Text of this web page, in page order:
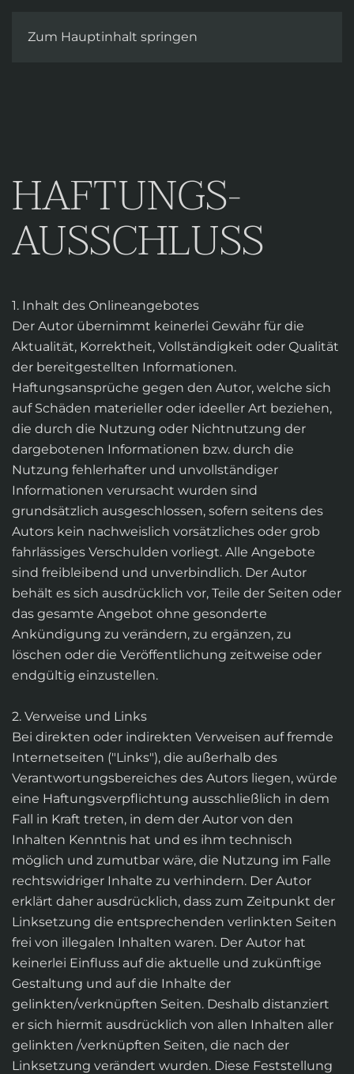
Zum Hauptinhalt springen
HAFTUNGS-
AUSSCHLUSS
1. Inhalt des Onlineangebotes
Der Autor übernimmt keinerlei Gewähr für die
Aktualität, Korrektheit, Vollständigkeit oder Qualität
der bereitgestellten Informationen.
Haftungsansprüche gegen den Autor, welche sich
auf Schäden materieller oder ideeller Art beziehen,
die durch die Nutzung oder Nichtnutzung der
dargebotenen Informationen bzw. durch die
Nutzung fehlerhafter und unvollständiger
Informationen verursacht wurden sind
grundsätzlich ausgeschlossen, sofern seitens des
Autors kein nachweislich vorsätzliches oder grob
fahrlässiges Verschulden vorliegt. Alle Angebote
sind freibleibend und unverbindlich. Der Autor
behält es sich ausdrücklich vor, Teile der Seiten oder
das gesamte Angebot ohne gesonderte
Ankündigung zu verändern, zu ergänzen, zu
löschen oder die Veröffentlichung zeitweise oder
endgültig einzustellen.
2. Verweise und Links
Bei direkten oder indirekten Verweisen auf fremde
Internetseiten ("Links"), die außerhalb des
Verantwortungsbereiches des Autors liegen, würde
eine Haftungsverpflichtung ausschließlich in dem
Fall in Kraft treten, in dem der Autor von den
Inhalten Kenntnis hat und es ihm technisch
möglich und zumutbar wäre, die Nutzung im Falle
rechtswidriger Inhalte zu verhindern. Der Autor
erklärt daher ausdrücklich, dass zum Zeitpunkt der
Linksetzung die entsprechenden verlinkten Seiten
frei von illegalen Inhalten waren. Der Autor hat
keinerlei Einfluss auf die aktuelle und zukünftige
Gestaltung und auf die Inhalte der
gelinkten/verknüpften Seiten. Deshalb distanziert
er sich hiermit ausdrücklich von allen Inhalten aller
gelinkten /verknüpften Seiten, die nach der
Linksetzung verändert wurden. Diese Feststellung